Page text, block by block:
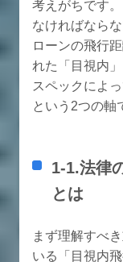
考えがちです
なければなら
ローンの飛行
れた「目視内
スペックによ
という2つの軸
1-1.法律
とは
まず理解すべ
いる「目視内